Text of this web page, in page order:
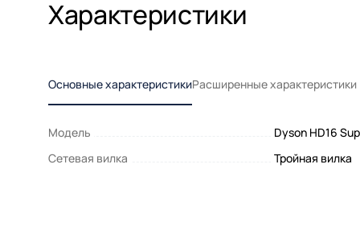
Характеристики
Основные характеристикиРасширенные характеристики
Модель
Dyson HD16
Сетевая вилка
Тройная вилка